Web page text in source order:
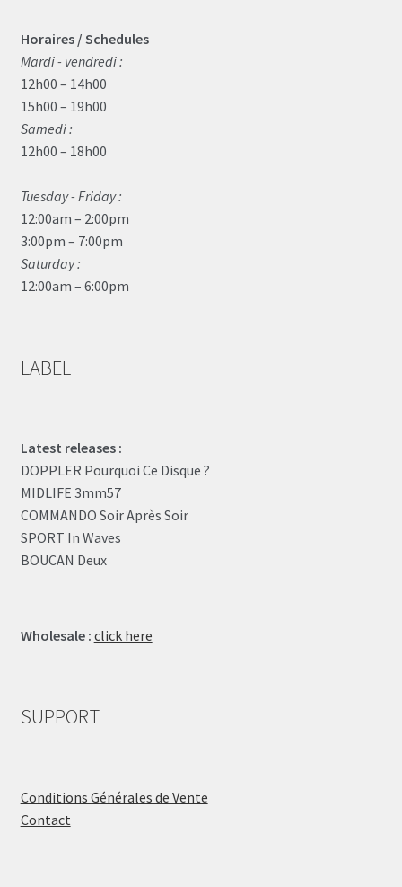
Horaires / Schedules
Mardi - vendredi :
12h00 – 14h00
15h00 – 19h00
Samedi :
12h00 – 18h00
Tuesday - Friday :
12:00am – 2:00pm
3:00pm – 7:00pm
Saturday :
12:00am – 6:00pm
LABEL
Latest releases :
DOPPLER Pourquoi Ce Disque ?
MIDLIFE 3mm57
COMMANDO Soir Après Soir
SPORT In Waves
BOUCAN Deux
Wholesale : click here
SUPPORT
Conditions Générales de Vente
Contact